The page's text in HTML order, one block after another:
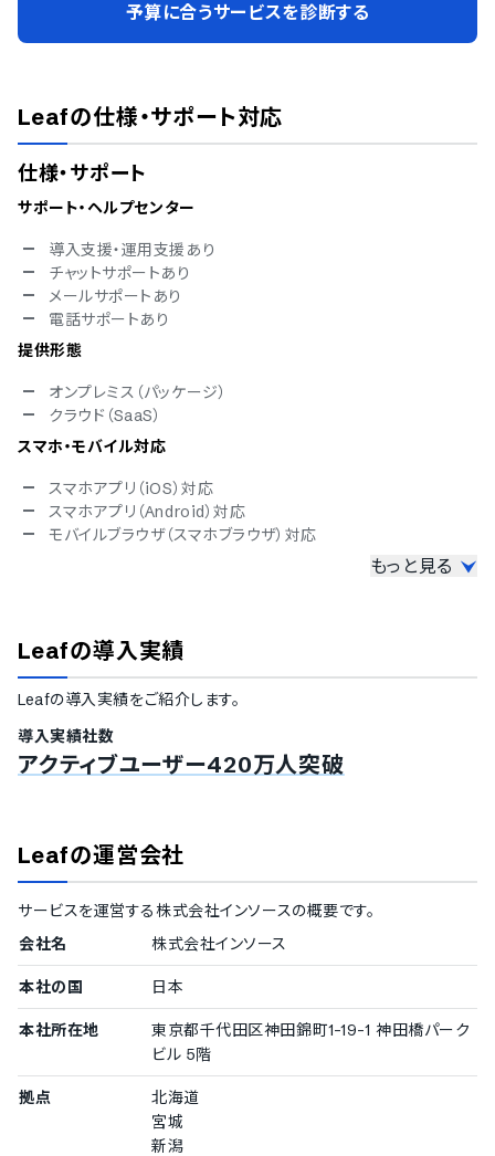
予算に合うサービスを診断する
Leafの仕様・サポート対応
仕様・サポート
サポート・ヘルプセンター
導入支援・運用支援あり
チャットサポートあり
メールサポートあり
電話サポートあり
提供形態
オンプレミス（パッケージ）
クラウド（SaaS）
スマホ・モバイル対応
スマホアプリ（iOS）対応
スマホアプリ（Android）対応
モバイルブラウザ（スマホブラウザ）対応
冗長化
通信の暗号化
IP制限
二要素認証・二段階認証
シングルサインオン
対応言語
デンマーク語
英語
フィンランド語
フランス語
ドイツ語
韓国語
ノルウェー語
ポルトガル語
スペイン語
タイ語
もっと見る
Leafの導入実績
Leafの導入実績をご紹介します。
導入実績社数
アクティブユーザー420万人突破
Leafの運営会社
サービスを運営する株式会社インソースの概要です。
会社名
株式会社インソース
本社の国 日本
本社所在地
東京都千代田区神田錦町1-19-1 神田橋パーク
ビル 5階
拠点
北海道
宮城
新潟